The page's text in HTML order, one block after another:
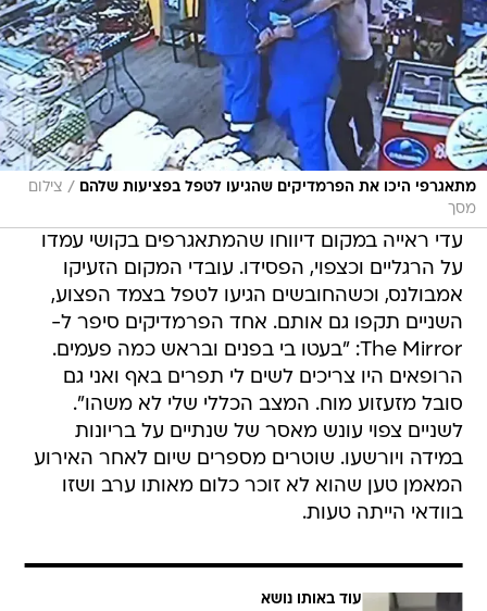
מתאגרפי היכו את הפרמדיקים שהגיעו לטפל בפציעות שלהם / צילום
מסך
עדי ראייה במקום דיווחו שהמתאגרפים בקושי עמדו
על הרגליים וכצפוי, הפסידו. עובדי המקום הזעיקו
אמבולנס, וכשהחובשים הגיעו לטפל בצמד הפצוע,
השניים תקפו גם אותם. אחד הפרמדיקים סיפר ל-
The Mirror: "בעטו בי בפנים ובראש כמה פעמים.
הרופאים היו צריכים לשים לי תפרים באף ואני גם
סובל מזעזוע מוח. המצב הכללי שלי לא משהו".
לשניים צפוי עונש מאסר של שנתיים על בריונות
במידה ויורשעו. שוטרים מספרים שיום לאחר האירוע
המאמן טען שהוא לא זוכר כלום מאותו ערב ושזו
בוודאי הייתה טעות.
עוד באותו נושא